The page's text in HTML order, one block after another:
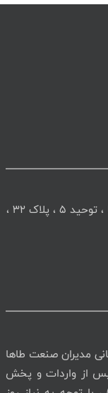
تهران ، شهرک غرب ، بلوار دریا ، خیابان گلها ، توحید 5 ، پلاک 32 ،
مدیران صنعت طاها
از واردات و پخش